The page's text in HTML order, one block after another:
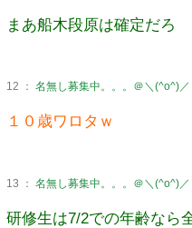
まあ船木段原は確定だろ
12 ： 名無し募集中。。。＠＼(^o^)／
１０歳ワロタｗ
13 ： 名無し募集中。。。＠＼(^o^)／
研修生は7/2での年齢なら